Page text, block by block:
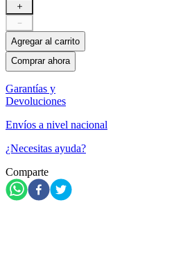
＋
－
Agregar al carrito
Comprar ahora
Garantías y
Devoluciones
Envíos a nivel nacional
¿Necesitas ayuda?
Comparte